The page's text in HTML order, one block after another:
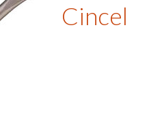
Cincel